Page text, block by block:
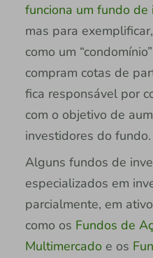
funciona um fundo
mas para
como um
compram cotas de
fica responsável por
com o objetivo de
investidores do fundo.
Alguns fundos de
especializados em
parcialmente, em
como os Fundos de
Multimercadoe os